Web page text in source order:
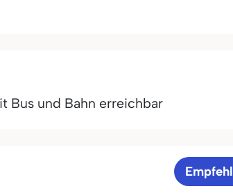
Bus und Bahn erreichbar